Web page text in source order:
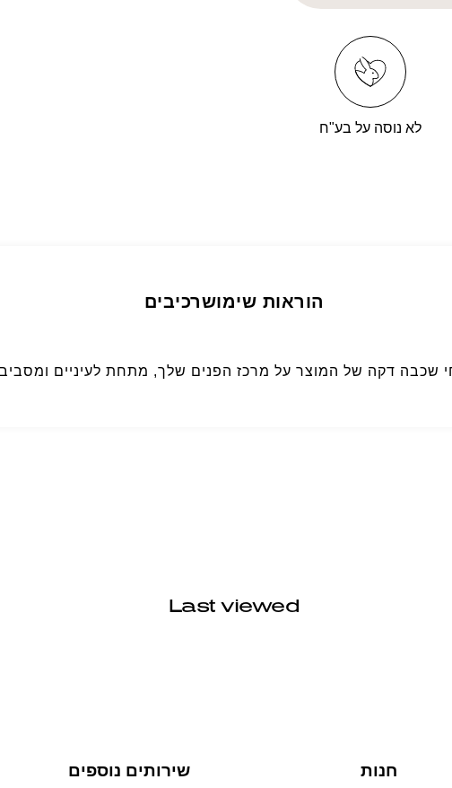
לא נוסה על בע"ח
הוראות שימושרכיבים
שכבה דקה של המוצר על מרכז הפנים שלך, מתחת לעיניים
Last viewed
שירותים נוספים חנות